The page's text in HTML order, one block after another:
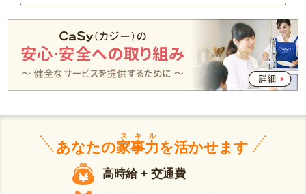
あなたの家事力
スキル
を活かせます
高時給 + 交通費